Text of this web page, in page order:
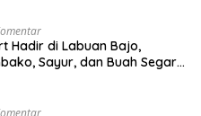
Hadir di Labuan Bajo,
Sayur, dan Buah Segar